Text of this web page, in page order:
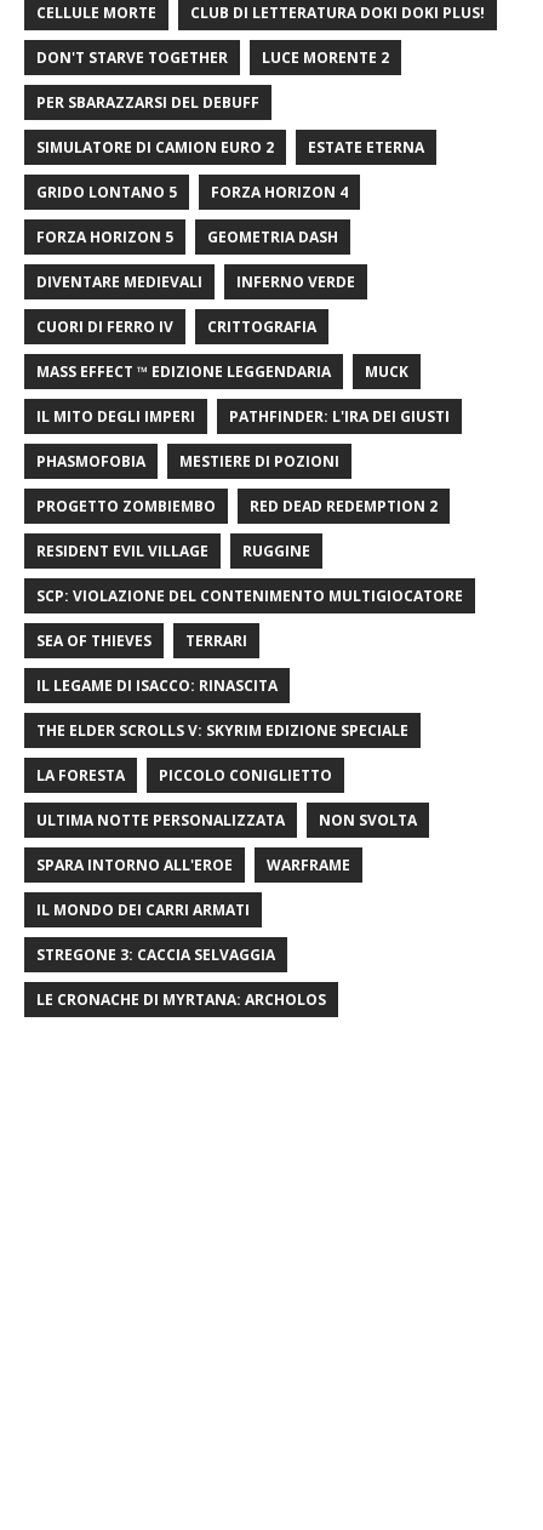
CELLULE MORTE CLUB DI LETTERATURA DOKI DOKI PLUS!
DON'T STARVE TOGETHER LUCE MORENTE 2
PER SBARAZZARSI DEL DEBUFF
SIMULATORE DI CAMION EURO 2 ESTATE ETERNA
GRIDO LONTANO 5 FORZA HORIZON 4
FORZA HORIZON 5 GEOMETRIA DASH
DIVENTARE MEDIEVALI INFERNO VERDE
CUORI DI FERRO IV CRITTOGRAFIA
MASS EFFECT ™ EDIZIONE LEGGENDARIA MUCK
IL MITO DEGLI IMPERI PATHFINDER: L'IRA DEI GIUSTI
PHASMOFOBIA MESTIERE DI POZIONI
PROGETTO ZOMBIEMBO RED DEAD REDEMPTION 2
RESIDENT EVIL VILLAGE RUGGINE
SCP: VIOLAZIONE DEL CONTENIMENTO MULTIGIOCATORE
SEA OF ​​THIEVES TERRARI
IL LEGAME DI ISACCO: RINASCITA
THE ELDER SCROLLS V: SKYRIM EDIZIONE SPECIALE
LA FORESTA PICCOLO CONIGLIETTO
ULTIMA NOTTE PERSONALIZZATA NON SVOLTA
SPARA INTORNO ALL'EROE WARFRAME
IL MONDO DEI CARRI ARMATI
STREGONE 3: CACCIA SELVAGGIA
LE CRONACHE DI MYRTANA: ARCHOLOS